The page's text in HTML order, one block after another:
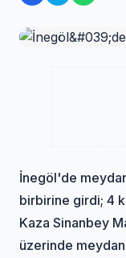
İnegöl'de
birbirine girdi; 4
Kaza Sinanbey
üzerinde